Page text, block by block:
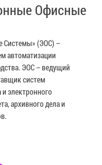
Офисные
Системы» (ЭОС) –
автоматизации
ЭОС – ведущий
систем
электронного
архивного дела и